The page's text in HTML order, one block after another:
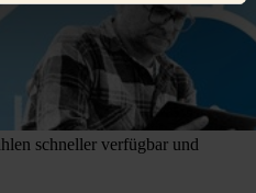
schneller verfügbar und